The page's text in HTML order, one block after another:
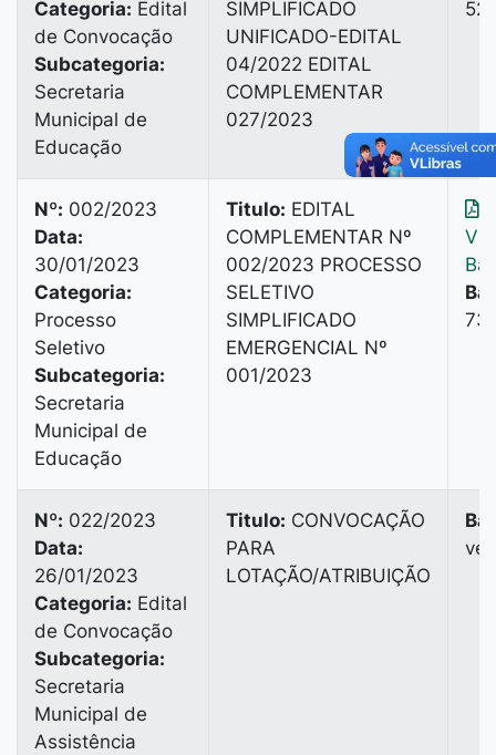
Categoria: Edital
de Convocação
Subcategoria:
Secretaria
Municipal de
Educação
SIMPLIFICADO
UNIFICADO-EDITAL
04/2022 EDITAL
COMPLEMENTAR
027/2023
Nº: 002/2023
Data:
30/01/2023
Categoria:
Processo
Seletivo
Subcategoria:
Secretaria
Municipal de
Educação
Titulo: EDITAL
COMPLEMENTAR Nº
002/2023 PROCESSO
SELETIVO
SIMPLIFICADO
EMERGENCIAL Nº
001/2023
Nº: 022/2023
Data:
26/01/2023
Categoria: Edital
de Convocação
Subcategoria:
Secretaria
Municipal de
Assistência
Titulo: CONVOCAÇÃO
PARA
LOTAÇÃO/ATRIBUIÇÃO
vez